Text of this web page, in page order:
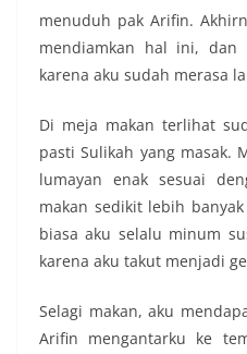
menuduh pak Arifin.
mendiamkan hal ini,
karena aku sudah merasa
Di meja makan terlihat
pasti Sulikah yang masak.
lumayan enak sesuai
makan sedikit lebih
biasa aku selalu minum
karena aku takut menjadi
Selagi makan, aku
Arifin mengantarku ke